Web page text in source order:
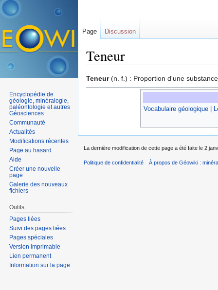
Teneur
Teneur(n. f.) : Proportion d'une
Vocabulaire géologique|
Page Discussion
Encyclopédie de
géologie, minéralogie,
paléontologie et autres
Géosciences
Communauté
Actualités
Modifications récentes
Page au hasard
Aide
Créer une nouvelle
page
Galerie des nouveaux
fichiers
Outils
Pages liées
Suivi des pages liées
Pages spéciales
Version imprimable
Lien permanent
Information sur la page
La dernière modification de cette page a été faite le 2
Politique de confidentialité À propos de Géowiki :